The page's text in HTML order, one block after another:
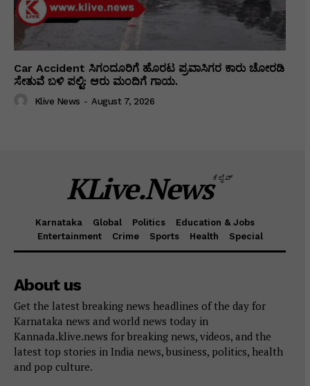
Car Accident ಸಿಗಂದೂರಿಗೆ ಹೊರಟ ಪ್ರವಾಸಿಗರ ಕಾರು ಚೋರಡಿ
ಸೇತುವೆ ಬಳಿ ಪಲ್ಟಿ: ಆರು ಮಂದಿಗೆ ಗಾಯ.
Klive News - August 7, 2026
KLive.Newsಕೆಲೈವ್
Karnataka Global Politics
Education & Jobs
Entertainment
Crime Sports Health Special
About us
Get the latest breaking news headlines of the day for
Karnataka news and world news today in
Kannada.klive.news for breaking news, videos, and the
latest top stories in India news, business, politics, health
and pop culture.